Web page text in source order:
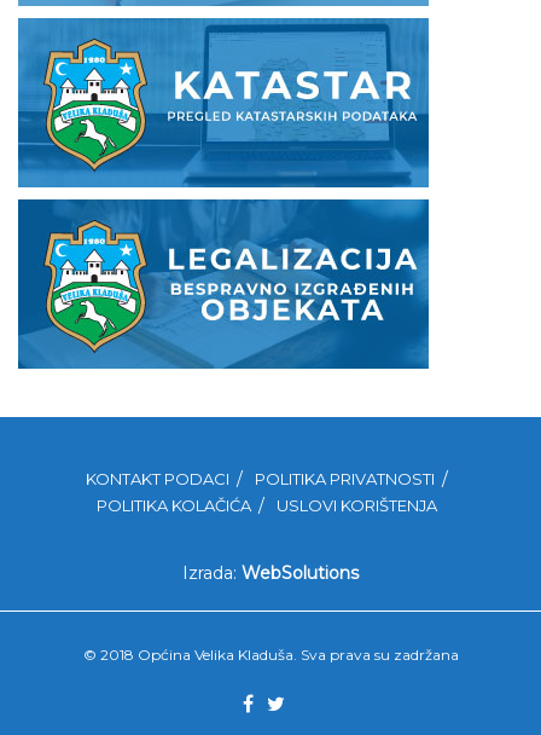
KONTAKT PODACI
POLITIKA PRIVATNOSTI
POLITIKA KOLAČIĆA
USLOVI KORIŠTENJA
Izrada: WebSolutions
© 2018 Općina Velika Kladuša. Sva prava su zadržana